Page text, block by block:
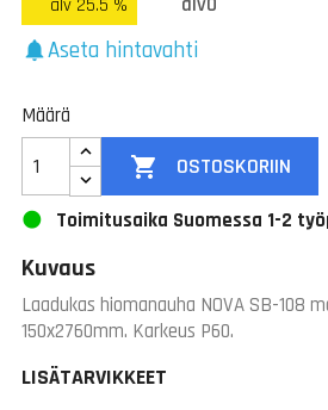
alv 25.5 %
notificationsAseta hintavahti
Määrä
 OSTOSKORIIN
Toimitusaika Suomessa 1-2
Kuvaus
Laadukas hiomanauha NOVA SB-108
150x2760mm. Karkeus P60.
LISÄTARVIKKEET